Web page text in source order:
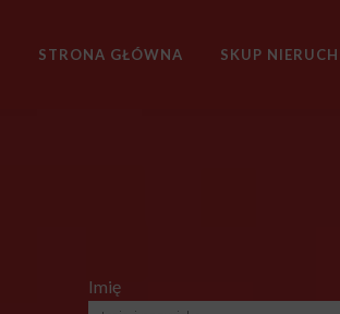
STRONA GŁÓWNA SKUP
Imię